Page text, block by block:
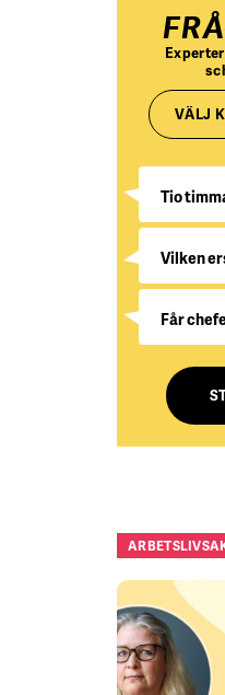
VÄLJ
Tio
Vilken
Får